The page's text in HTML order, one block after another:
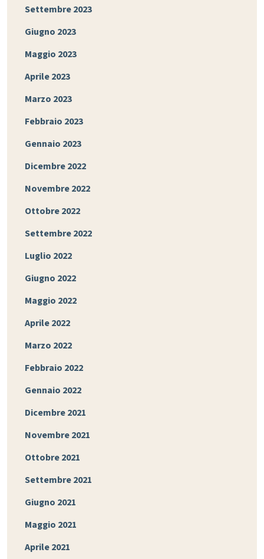
Settembre 2023
Giugno 2023
Maggio 2023
Aprile 2023
Marzo 2023
Febbraio 2023
Gennaio 2023
Dicembre 2022
Novembre 2022
Ottobre 2022
Settembre 2022
Luglio 2022
Giugno 2022
Maggio 2022
Aprile 2022
Marzo 2022
Febbraio 2022
Gennaio 2022
Dicembre 2021
Novembre 2021
Ottobre 2021
Settembre 2021
Giugno 2021
Maggio 2021
Aprile 2021